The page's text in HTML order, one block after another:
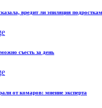
вредит ли эпиляция подросткам
съесть за день
от комаров: мнение эксперта